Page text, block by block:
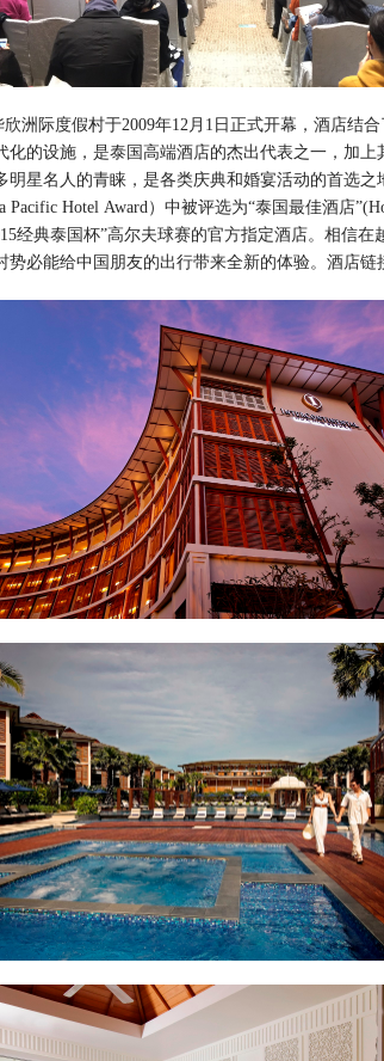
际度假村于2009年12月1日正式开幕，酒店结
化的设施，是泰国高端酒店的杰出代表之一，加
明星名人的青睐，是各类庆典和婚宴活动的首选之
Pacific Hotel Award）中被评选为“泰国最佳酒店
经典泰国杯”高尔夫球赛的官方指定酒店。相信
势必能给中国朋友的出行带来全新的体验。酒店链